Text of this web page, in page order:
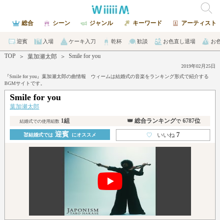
総合 シーン ジャンル キーワード アーティスト
迎賓 入場 ケーキ入刀 乾杯 歓談 お色直し退場 お
TOP ＞ 葉加瀬太郎 ＞ Smile for you
2019年02月25日
『Smile for you』葉加瀬太郎の曲情報 ウィームは結婚式の音楽をランキング形式で紹介する
BGMサイトです。
Smile for you
葉加瀬太郎
結婚式での使用組数1組 👑 総合ランキングで 6787位
💒結婚式では迎賓 にオススメ ♡ いいね7